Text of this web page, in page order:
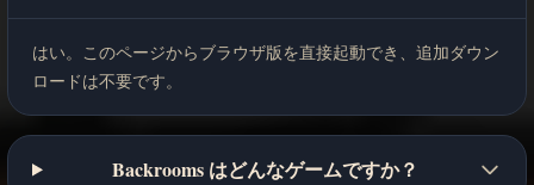
はい。このページからブラウザ版を直接起動でき、追加ダウン
ロードは不要です。
Backrooms はどんなゲームですか？